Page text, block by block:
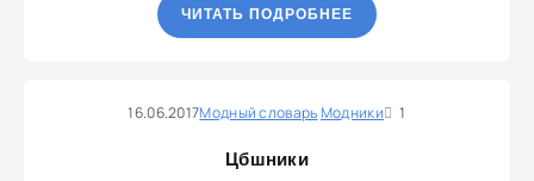
ЧИТАТЬ ПОДРОБНЕЕ
16.06.2017Модный словарьМодники 1
Цбшники